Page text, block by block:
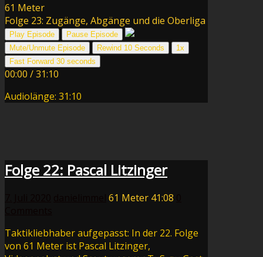
61 Meter
Folge 23: Zugänge, Abgänge und die Oberliga
Play Episode
Pause Episode
Mute/Unmute Episode
Rewind 10 Seconds
1x
Fast Forward 30 seconds
00:00 /31:10
Audiolänge: 31:10
Folge 22: Pascal Litzinger
61 Meter 41:08
Taktikliebhaber aufgepasst: In der 22. Folge
von 61 Meter ist Pascal Litzinger,